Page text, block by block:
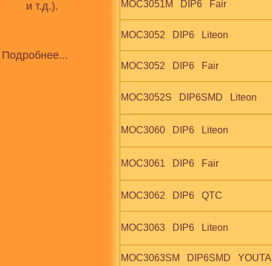
и т.д.).
Подробнее...
MOC3051M   DIP6   Fair
MOC3052   DIP6   Liteon
MOC3052   DIP6   Fair
MOC3052S   DIP6SMD   Liteon
MOC3060   DIP6   Liteon
MOC3061   DIP6   Fair
MOC3062   DIP6   QTC
MOC3063   DIP6   Liteon
MOC3063SM   DIP6SMD